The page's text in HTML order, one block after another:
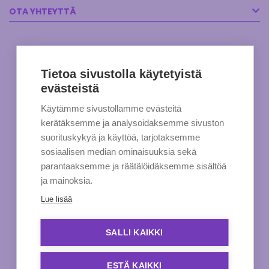
OTA YHTEYTTÄ
Tietoa sivustolla käytetyistä
evästeistä
Käytämme sivustollamme evästeitä
kerätäksemme ja analysoidaksemme sivuston
suorituskykyä ja käyttöä, tarjotaksemme
sosiaalisen median ominaisuuksia sekä
parantaaksemme ja räätälöidäksemme sisältöä
ja mainoksia.
Lue lisää
SALLI KAIKKI
ESTÄ KAIKKI